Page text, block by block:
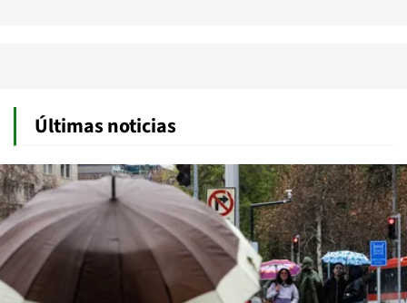
Últimas noticias